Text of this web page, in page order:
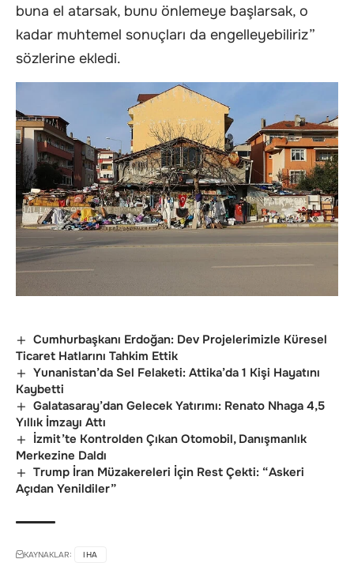
buna el atarsak, bunu önlemeye başlarsak, o
kadar muhtemel sonuçları da engelleyebiliriz”
sözlerine ekledi.
Cumhurbaşkanı Erdoğan: Dev Projelerimizle Küresel
Ticaret Hatlarını Tahkim Ettik
Yunanistan’da Sel Felaketi: Attika’da 1 Kişi Hayatını
Kaybetti
Galatasaray’dan Gelecek Yatırımı: Renato Nhaga 4,5
Yıllık İmzayı Attı
İzmit’te Kontrolden Çıkan Otomobil, Danışmanlık
Merkezine Daldı
Trump İran Müzakereleri İçin Rest Çekti: “Askeri
Açıdan Yenildiler”
KAYNAKLAR: IHA